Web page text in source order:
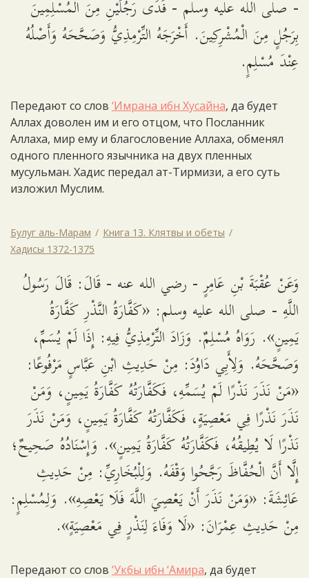
- صلى الله عليه وسلم - فَدَى رَجُلَيْنِ مِنَ الْمُسْلِمِينَ
بِرَجُلٍ مِنَ الْمُشْرِكِينَ. أَخْرَجَهُ التِّرْمِذِيُّ وَصَحَّحَهُ وَأَصْلُهُ
عِنْدَ مُسْلِمٍ.
Передают со слов ‘Имрана ибн Хусайна, да будет
Аллах доволен им и его отцом, что Посланник
Аллаха, мир ему и благословение Аллаха, обменял
одного пленного язычника на двух пленных
мусульман. Хадис передал ат-Тирмизи, а его суть
изложил Муслим.
Булуг аль-Марам
Книга 13. Клятвы и обеты
Хадисы 1372-1375
وَعَنْ عُقْبَةَ بْنِ عَامِرٍ - رضي الله عنه - قَالَ: قَالَ رَسُولُ
اللَّهِ - صلى الله عليه وسلم: «كَفَّارَةُ النَّذْرِ كَفَّارَةُ
يَمِينٍ». رَوَاهُ مُسْلِمٌ. وَزَادَ التِّرْمِذِيُّ فِيهِ: إِذَا لَمْ يُسَمِّ،
وَصَحَّحَهُ. وَلِأَبِي دَاوُدَ: مِنْ حَدِيثِ ابْنِ عَبَّاسٍ مَرْفُوعًا:
«مَنْ نَذَرَ نَذْرًا لَمْ يُسَمِّهِ، فَكَفَّارَتُهُ كَفَّارَةُ يَمِينٍ، وَمَنْ
نَذَرَ نَذْرًا فِي مَعْصِيَةٍ، فَكَفَّارَتُهُ كَفَّارَةُ يَمِينٍ، وَمَنْ نَذَرَ
نَذْرًا لَا يُطِيقُهُ، فَكَفَّارَتُهُ كَفَّارَةُ يَمِينٍ». وَإِسْنَادُهُ صَحِيحٌ؛
إِلَّا أَنَّ الْحُفَّاظَ رَجَّحُوا وَقْفَهُ. وَلِلْبُخَارِيِّ: مِنْ حَدِيثِ
عَائِشَةَ: «وَمَنْ نَذَرَ أَنْ يَعْصِيَ اللَّهَ فَلَا يَعْصِهِ». وَلِمُسْلِمٍ:
مِنْ حَدِيثِ عِمْرَانَ: «لَا وَفَاءَ لِنَذْرٍ فِي مَعْصِيَةٍ».
Передают со слов ‘Укбы ибн ‘Амира, да будет